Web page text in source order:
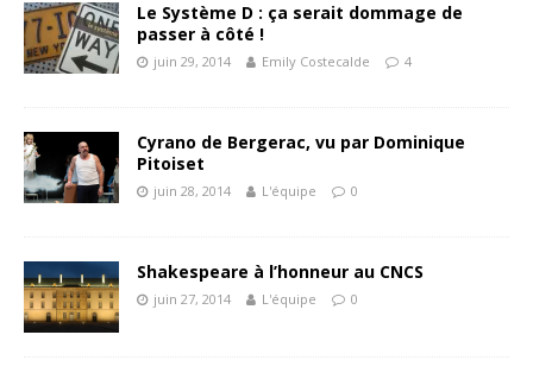
Le Système D : ça serait dommage de
passer à côté !
juin 29, 2014 Emily Costecalde 4
Cyrano de Bergerac, vu par Dominique
Pitoiset
juin 28, 2014 L'équipe 0
Shakespeare à l’honneur au CNCS
juin 27, 2014 L'équipe 0